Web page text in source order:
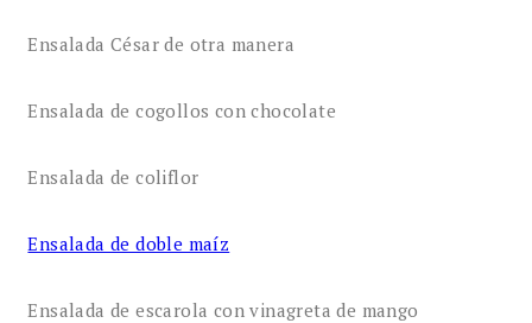
Ensalada César de otra manera
Ensalada de cogollos con chocolate
Ensalada de coliflor
Ensalada de doble maíz
Ensalada de escarola con vinagreta de mango